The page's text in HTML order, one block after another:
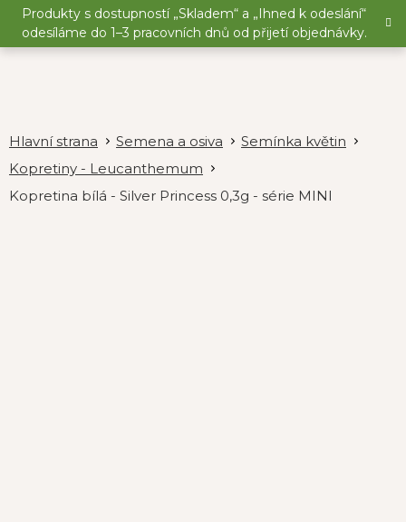
Přejít
obsah
Produkty s dostupností „Skladem“ a „Ihned k odeslání“
odesíláme do 1–3 pracovních dnů od přijetí objednávky.
Semena a osiva
Semínka květin
Kopretiny - Leucanthemum
Kopretina bílá - Silver Princess 0,3g - série MINI